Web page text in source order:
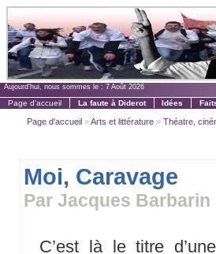
Aujourd'hui, nous sommes le : 7 Août 2026
Page d'accueil La faute à Diderot Idées
Page d'accueil »Arts et littérature »Théatre,
Moi, Caravage
Par Jacques Barbarin
C’est là le titre